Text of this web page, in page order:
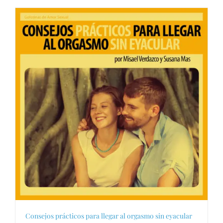
Consejos prácticos para llegar al orgasmo sin eyacular